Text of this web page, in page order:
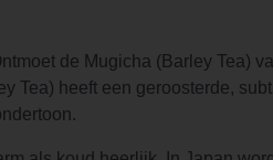
de Mugicha (Barley Tea)
Tea) heeft een geroosterde,